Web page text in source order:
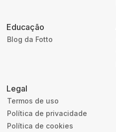
Educação
Blog da Fotto
Legal
Termos de uso
Política de privacidade
Política de cookies